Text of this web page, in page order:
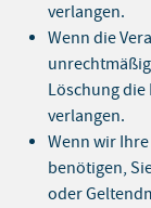
verlangen.
Wenn die
Löschung
verlangen.
Wenn wir
benötigen,
oder